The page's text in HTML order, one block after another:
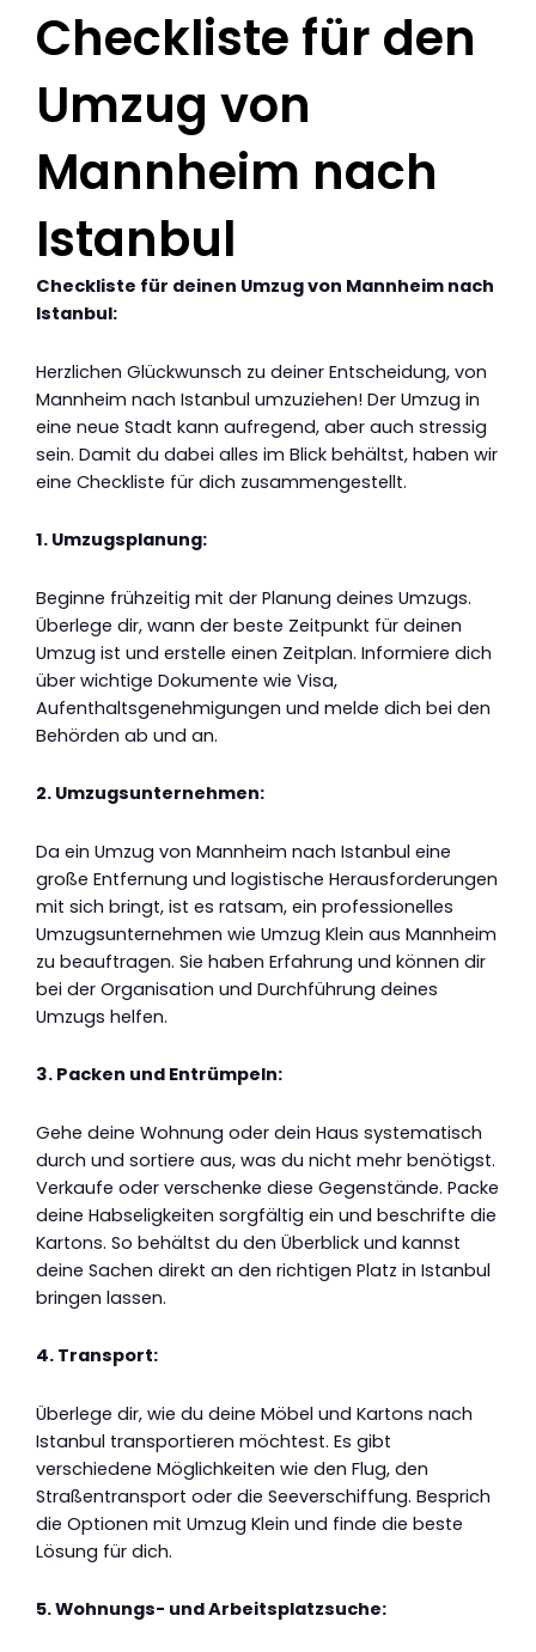
Checkliste für den
Umzug von
Mannheim nach
Istanbul
Checkliste für deinen Umzug von Mannheim nach
Istanbul:
Herzlichen Glückwunsch zu deiner Entscheidung, von
Mannheim nach Istanbul umzuziehen! Der Umzug in
eine neue Stadt kann aufregend, aber auch stressig
sein. Damit du dabei alles im Blick behältst, haben wir
eine Checkliste für dich zusammengestellt.
1. Umzugsplanung:
Beginne frühzeitig mit der Planung deines Umzugs.
Überlege dir, wann der beste Zeitpunkt für deinen
Umzug ist und erstelle einen Zeitplan. Informiere dich
über wichtige Dokumente wie Visa,
Aufenthaltsgenehmigungen und melde dich bei den
Behörden ab und an.
2. Umzugsunternehmen:
Da ein Umzug von Mannheim nach Istanbul eine
große Entfernung und logistische Herausforderungen
mit sich bringt, ist es ratsam, ein professionelles
Umzugsunternehmen wie Umzug Klein aus Mannheim
zu beauftragen. Sie haben Erfahrung und können dir
bei der Organisation und Durchführung deines
Umzugs helfen.
3. Packen und Entrümpeln:
Gehe deine Wohnung oder dein Haus systematisch
durch und sortiere aus, was du nicht mehr benötigst.
Verkaufe oder verschenke diese Gegenstände. Packe
deine Habseligkeiten sorgfältig ein und beschrifte die
Kartons. So behältst du den Überblick und kannst
deine Sachen direkt an den richtigen Platz in Istanbul
bringen lassen.
4. Transport:
Überlege dir, wie du deine Möbel und Kartons nach
Istanbul transportieren möchtest. Es gibt
verschiedene Möglichkeiten wie den Flug, den
Straßentransport oder die Seeverschiffung. Besprich
die Optionen mit Umzug Klein und finde die beste
Lösung für dich.
5. Wohnungs- und Arbeitsplatzsuche: